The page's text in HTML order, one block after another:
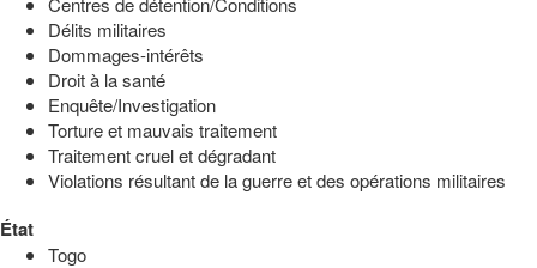
Délits militaires
Dommages-intérêts
Droit à la santé
Enquête/Investigation
Torture et mauvais traitement
Traitement cruel et dégradant
Violations résultant de la guerre et des opérations militaires
État
Togo